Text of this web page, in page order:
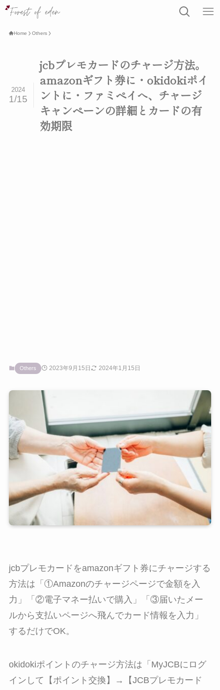
Home Others
jcbプレモカードのチャージ方法。
amazonギフト券に・okidokiポイ
ントに・ファミペイへ、チャージ
キャンペーンの詳細とカードの有
効期限
2024
1/15
Others 2023年9月15日 2024年1月15日
jcbプレモカードをamazonギフト券にチャージする
方法は「①Amazonのチャージページで金額を入
力」「②電子マネー払いで購入」「③届いたメー
ルから支払いページへ飛んでカード情報を入力」
するだけでOK。
okidokiポイントのチャージ方法は「MyJCBにログ
インして【ポイント交換】→【JCBプレモカード